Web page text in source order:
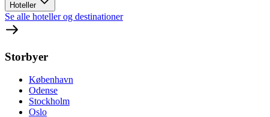
Hoteller
Se alle hoteller og destinationer
Storbyer
København
Odense
Stockholm
Oslo